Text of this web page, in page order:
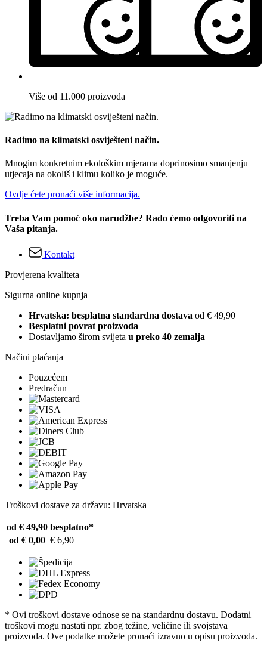
Više od 11.000 proizvoda
Radimo na klimatski osviješteni način.
Mnogim konkretnim ekološkim mjerama doprinosimo smanjenju
utjecaja na okoliš i klimu koliko je moguće.
Ovdje ćete pronaći više informacija.
Treba Vam pomoć oko narudžbe? Rado ćemo odgovoriti na
Vaša pitanja.
Kontakt
Provjerena kvaliteta
Sigurna online kupnja
Hrvatska: besplatna standardna dostava od € 49,90
Besplatni povrat proizvoda
Dostavljamo širom svijeta u preko 40 zemalja
Načini plaćanja
Pouzećem
Predračun
Troškovi dostave za državu: Hrvatska
od € 49,90 besplatno*
od € 0,00 € 6,90
* Ovi troškovi dostave odnose se na standardnu ​​dostavu. Dodatni
troškovi mogu nastati npr. zbog težine, veličine ili svojstava
proizvoda. Ove podatke možete pronaći izravno u opisu proizvoda.